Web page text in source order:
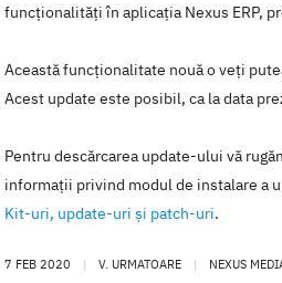
funcţionalităţi în aplicaţia Nexus ERP,
Această funcţionalitate nouă o veţi
Acest update este posibil, ca la data
Pentru descărcarea update-ului vă
informaţii privind modul de instalare a
Kit-uri, update-uri şi patch-uri.
7 FEB 2020 | V. URMATOARE | NEXUS